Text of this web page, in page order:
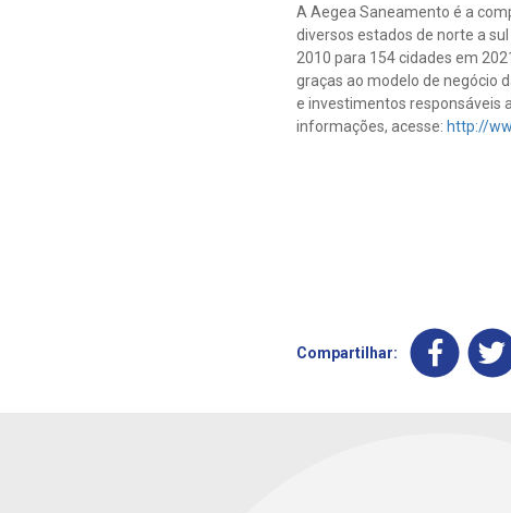
A Aegea Saneamento é a
diversos estados de norte a
2010 para 154 cidades em
graças ao modelo de negócio
e investimentos responsáveis
informações, acesse: http://
Compartilhar: